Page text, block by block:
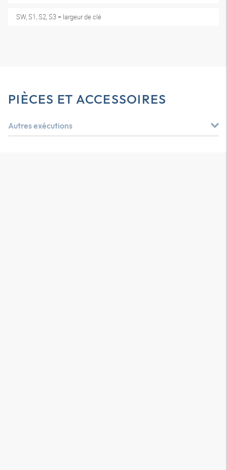
SW, S1, S2, S3 = largeur de clé
PIÈCES ET ACCESSOIRES
Autres exécutions